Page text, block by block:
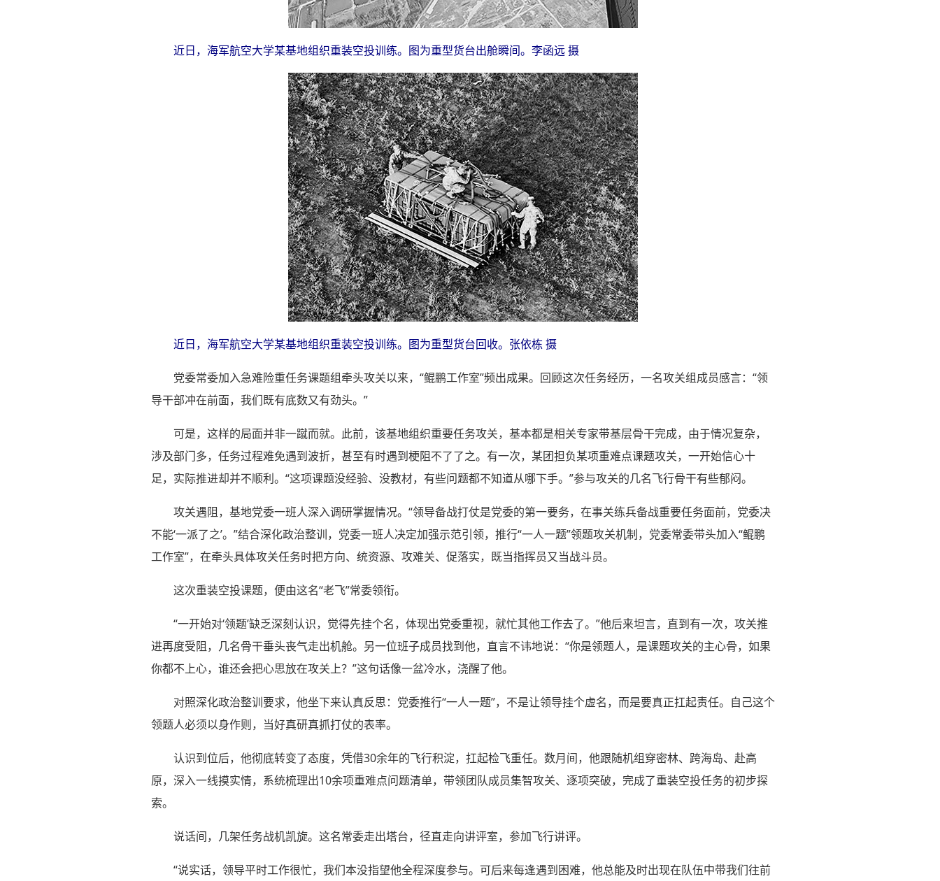
近日，海军航空大学某基地组织重装空投训练。图为重型货台出舱瞬间。李函远 摄
近日，海军航空大学某基地组织重装空投训练。图为重型货台回收。张依栋 摄
党委常委加入急难险重任务课题组牵头攻关以来，“鲲鹏工作室”频出成果。回顾这次任务经历，一名攻关组成员感言：“领
导干部冲在前面，我们既有底数又有劲头。”
可是，这样的局面并非一蹴而就。此前，该基地组织重要任务攻关，基本都是相关专家带基层骨干完成，由于情况复杂，
涉及部门多，任务过程难免遇到波折，甚至有时遇到梗阻不了了之。有一次，某团担负某项重难点课题攻关，一开始信心十
足，实际推进却并不顺利。“这项课题没经验、没教材，有些问题都不知道从哪下手。”参与攻关的几名飞行骨干有些郁闷。
攻关遇阻，基地党委一班人深入调研掌握情况。“领导备战打仗是党委的第一要务，在事关练兵备战重要任务面前，党委决
不能‘一派了之’。”结合深化政治整训，党委一班人决定加强示范引领，推行“一人一题”领题攻关机制，党委常委带头加入“鲲鹏
工作室”，在牵头具体攻关任务时把方向、统资源、攻难关、促落实，既当指挥员又当战斗员。
这次重装空投课题，便由这名“老飞”常委领衔。
“一开始对‘领题’缺乏深刻认识，觉得先挂个名，体现出党委重视，就忙其他工作去了。”他后来坦言，直到有一次，攻关推
进再度受阻，几名骨干垂头丧气走出机舱。另一位班子成员找到他，直言不讳地说：“你是领题人，是课题攻关的主心骨，如果
你都不上心，谁还会把心思放在攻关上？”这句话像一盆冷水，浇醒了他。
对照深化政治整训要求，他坐下来认真反思：党委推行“一人一题”，不是让领导挂个虚名，而是要真正扛起责任。自己这个
领题人必须以身作则，当好真研真抓打仗的表率。
认识到位后，他彻底转变了态度，凭借30余年的飞行积淀，扛起检飞重任。数月间，他跟随机组穿密林、跨海岛、赴高
原，深入一线摸实情，系统梳理出10余项重难点问题清单，带领团队成员集智攻关、逐项突破，完成了重装空投任务的初步探
索。
说话间，几架任务战机凯旋。这名常委走出塔台，径直走向讲评室，参加飞行讲评。
“说实话，领导平时工作很忙，我们本没指望他全程深度参与。可后来每逢遇到困难，他总能及时出现在队伍中带我们往前